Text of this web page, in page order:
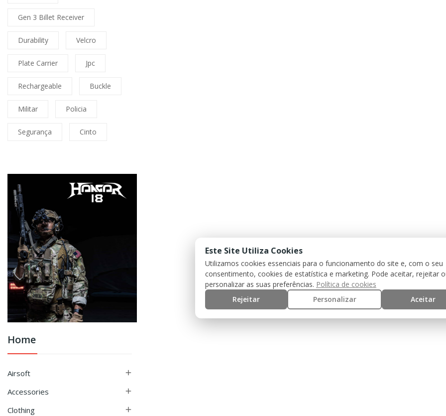
Gen 3 Billet Receiver
Durability Velcro
Plate Carrier Jpc
Rechargeable Buckle
Militar Policia
Segurança Cinto
Home
Airsoft 
Accessories 
Clothing 
Este Site Utiliza Cookies
Utilizamos cookies essenciais para o funcionamento do site e, com o seu
consentimento, cookies de estatística e marketing. Pode aceitar, rejeitar
personalizar as suas preferências. Política de cookies
Rejeitar
Personalizar Aceitar